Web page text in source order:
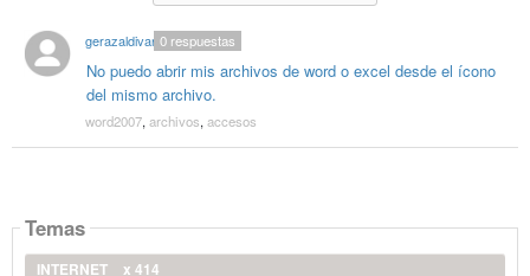
gerazaldivar
No puedo abrir mis archivos de word o excel desde el ícono
del mismo archivo.
0respuestas
word2007, archivos, accesos
Temas
INTERNET
x 414